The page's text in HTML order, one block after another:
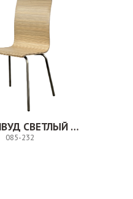
СТУЛ МИЛВУД СВЕТЛЫЙ ШЕЛК
085-232